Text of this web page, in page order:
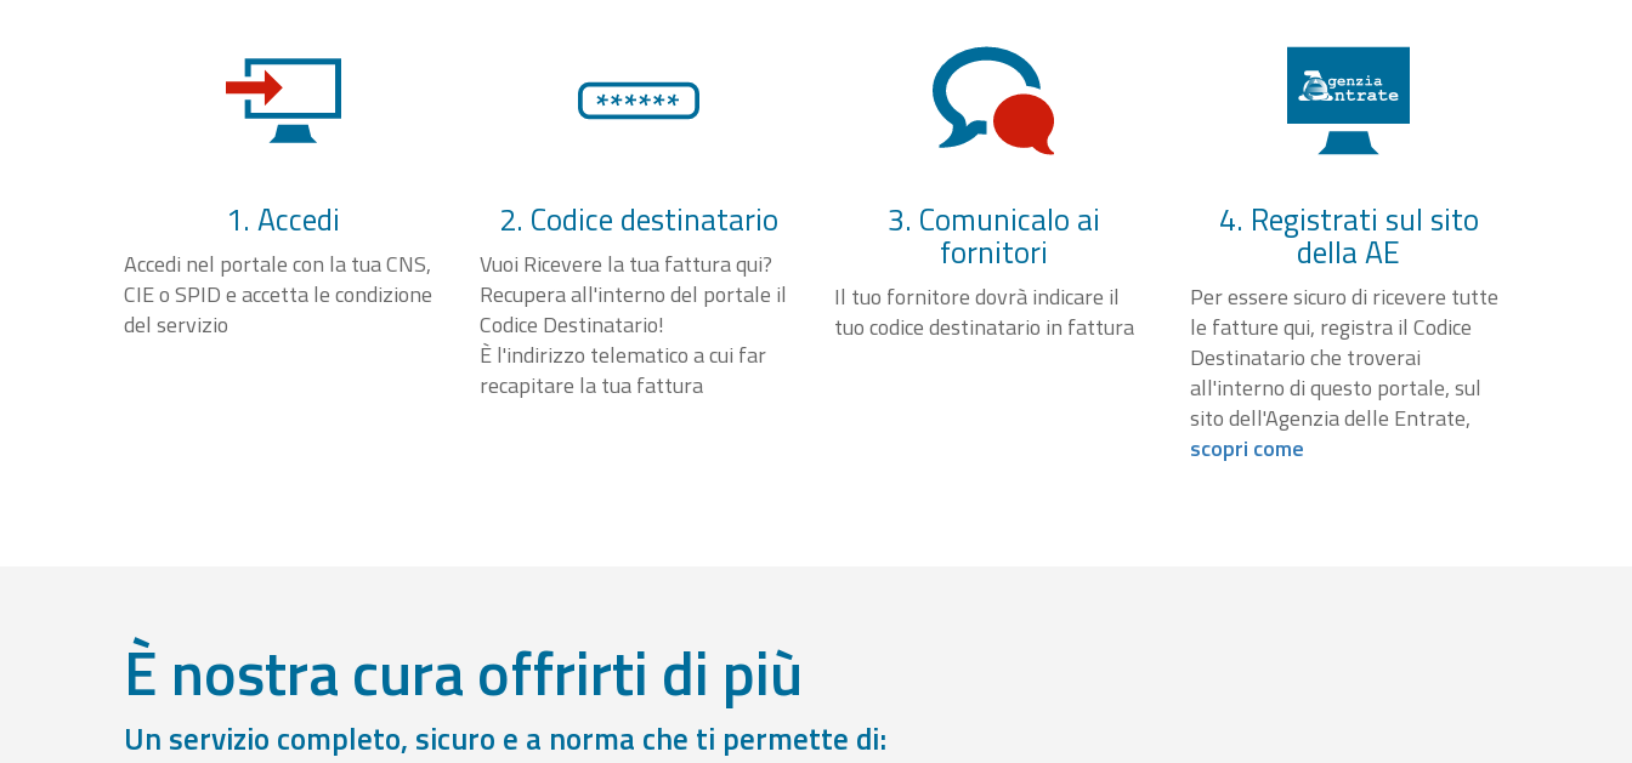
1. Accedi
Accedi nel portale con la tua CNS,
CIE o SPID e accetta le condizione
del servizio
2. Codice destinatario
Vuoi Ricevere la tua fattura qui?
Recupera all'interno del portale il
Codice Destinatario!
È l'indirizzo telematico a cui far
recapitare la tua fattura
3. Comunicalo ai
fornitori
Il tuo fornitore dovrà indicare il
tuo codice destinatario in fattura
4. Registrati sul sito
della AE
Per essere sicuro di ricevere tutte
le fatture qui, registra il Codice
Destinatario che troverai
all'interno di questo portale, sul
sito dell'Agenzia delle Entrate,
scopri come
È nostra cura offrirti di più
Un servizio completo, sicuro e a norma che ti permette di: